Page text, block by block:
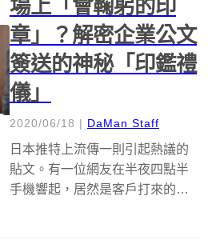
場上「會鞠躬的印
章」？解密企業公文
簽送的神秘「印鑑禮
儀」
2020/06/18 | DaMan Staff
日本推特上流傳一則引起熱議的
貼文。有一位網友在半夜四點半
手機響起，居然是客戶打來的抱